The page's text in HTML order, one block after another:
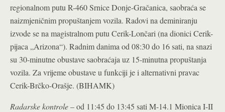
regionalnom putu R-460 Srnice Donje-Gračanica, saobraća se
naizmjeničnim propuštanjem vozila. Radovi na deminiranju
izvode se na magistralnom putu Cerik-Lončari (na dionici Cerik-
pijaca „Arizona“). Radnim danima od 08:30 do 16 sati, na snazi
su 30-minutne obustave saobraćaja uz 15-minutna propuštanja
vozila. Za vrijeme obustave u funkciji je i alternativni pravac
Cerik-Brčko-Orašje. (BIHAMK)
Radarske kontrole– od 11:45 do 13:45 sati M-14.1 Mionica I-II